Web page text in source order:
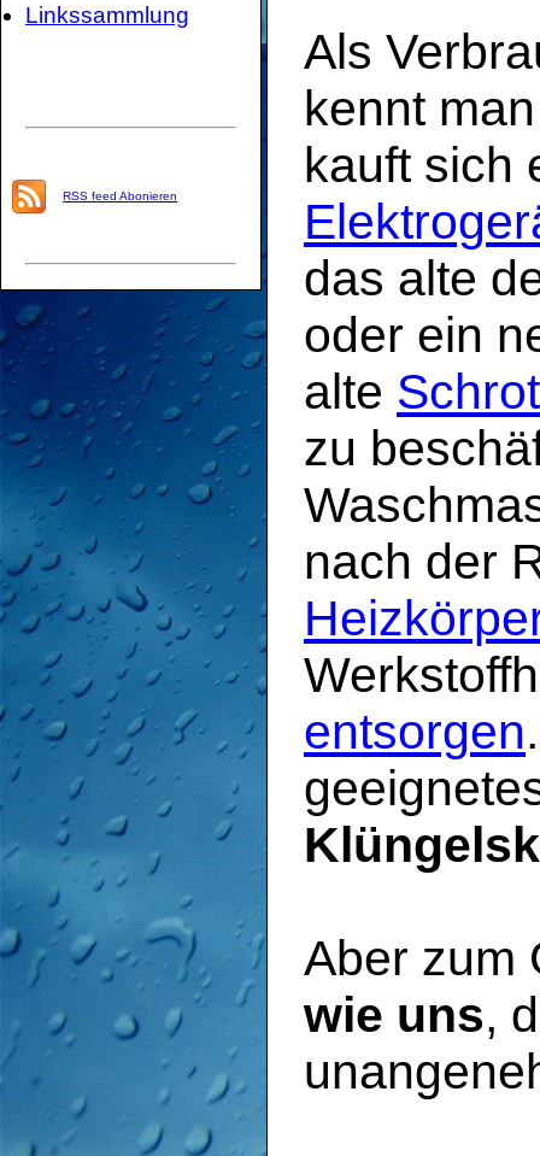
Linkssammlung
RSS feed Abonieren
Als
kennt
kauft sich
das alte
oder ein
alte
zu
nach der
entsorgen
Aber zum
wie uns,